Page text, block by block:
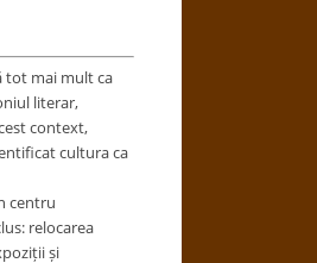
tot mai mult ca
literar,
context,
cultura ca
centru
relocarea
și